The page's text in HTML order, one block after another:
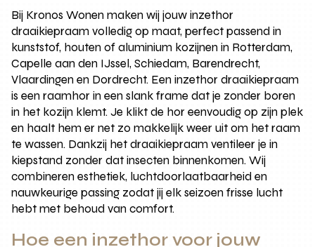
Bij Kronos Wonen maken wij jouw inzethor
draaikiepraam volledig op maat, perfect passend in
kunststof, houten of aluminium kozijnen in Rotterdam,
Capelle aan den IJssel, Schiedam, Barendrecht,
Vlaardingen en Dordrecht. Een inzethor draaikiepraam
is een raamhor in een slank frame dat je zonder boren
in het kozijn klemt. Je klikt de hor eenvoudig op zijn plek
en haalt hem er net zo makkelijk weer uit om het raam
te wassen. Dankzij het draaikiepraam ventileer je in
kiepstand zonder dat insecten binnenkomen. Wij
combineren esthetiek, luchtdoorlaatbaarheid en
nauwkeurige passing zodat jij elk seizoen frisse lucht
hebt met behoud van comfort.
Hoe een inzethor voor jouw